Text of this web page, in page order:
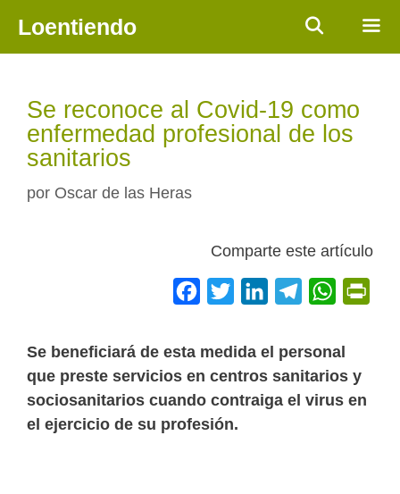
contenido
Loentiendo
Se reconoce al Covid-19 como
enfermedad profesional de los
sanitarios
por Oscar de las Heras
Comparte este artículo
e
b
o
i
t
t
e
n
k
e
e
g
W
a
t
s
Se beneficiará de esta medida el personal
que preste servicios en centros sanitarios y
sociosanitarios cuando contraiga el virus en
el ejercicio de su profesión.